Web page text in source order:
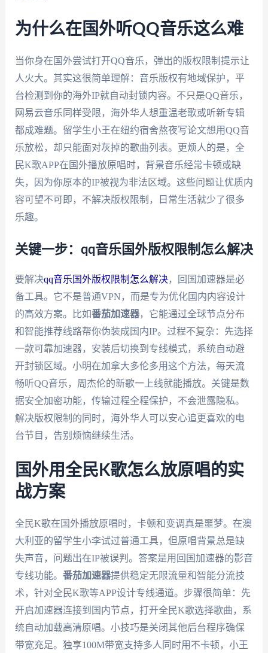
为什么在国外听QQ音乐这么难
当你身在国外尝试打开QQ音乐，弹出的版权限制提示让
人火大。其实这很简单理解：音乐版权有地域保护，平
台检测到你的海外IP就自动封锁内容。不只是QQ音乐，
网易云音乐同样受限，海外华人想重温老歌或听新专辑
都成难题。留学生小王在纽约宿舍熬夜写论文想用QQ音
乐放松，却只能面对灰掉的歌曲列表。更烦人的是，全
民K歌APP在国外播放原唱时，背景音乐经常卡顿或缺
失，因为你原本的IP被视为非法区域。这些问题让优质内
容可望不可即，不解决版权限制，日常生活就少了很多
乐趣。
关键一步：qq音乐国外版权限制怎么解决
要解决qq音乐国外版权限制怎么解决，回国加速器是必
备工具。它不是普通VPN，而是专为优化国内内容设计
的高效方案。比如番茄加速器，它能通过全球节点分布
和智能推荐线路帮你伪装成国内IP。过程不复杂：先选择
一款可靠加速器，安装后切换到专线模式，系统自动避
开封锁区域。小明在加拿大多伦多用这个方法，每天流
畅听QQ音乐，周杰伦的新歌一上线就能播放。关键是数
据安全加密功能，传输过程全程保护，不会泄露隐私。
解决版权限制的同时，海外华人可以安心追更喜欢的电
台节目，告别烦恼继续生活。
国外用全民K歌怎么放原唱的实
战方案
全民K歌在国外播放原唱时，卡顿和变调真是噩梦。在澳
大利亚的留学生小李试过普通工具，但原唱背景总是缺
失声音，问题出在IP被误判。答案是用回国加速器的影音
专线功能。 番茄加速器提供稳定无限流量和智能分流技
术，针对全民K歌等APP设计专线通道。步骤很简单：先
开启加速器连接到国内节点，打开全民K歌选择歌曲，系
统自动加载高清原唱。小技巧是关闭其他后台程序确保
带宽充足。独享100M带宽支持多人同时用不卡顿，小王